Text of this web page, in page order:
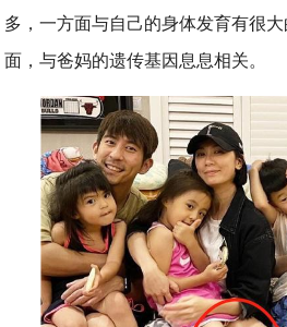
多，一方面与自己的身体发育有很
面，与爸妈的遗传基因息息相关。